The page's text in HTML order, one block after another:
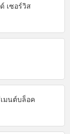
เซอร์วิส
มนต์บล็อค